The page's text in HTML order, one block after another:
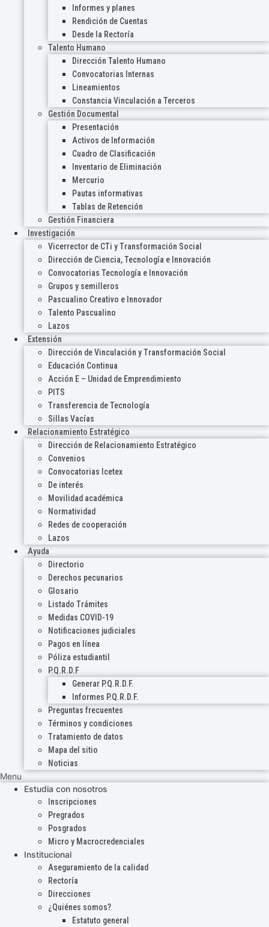
Informes y planes
Rendición de Cuentas
Desde la Rectoría
Talento Humano
Dirección Talento Humano
Convocatorias Internas
Lineamientos
Constancia Vinculación a Terceros
Gestión Documental
Presentación
Activos de Información
Cuadro de Clasificación
Inventario de Eliminación
Mercurio
Pautas informativas
Tablas de Retención
Gestión Financiera
Investigación
Vicerrector de CTi y Transformación Social
Dirección de Ciencia, Tecnología e Innovación
Convocatorias Tecnología e Innovación
Grupos y semilleros
Pascualino Creativo e Innovador
Talento Pascualino
Lazos
Extensión
Dirección de Vinculación y Transformación Social
Educación Continua
Acción E – Unidad de Emprendimiento
PITS
Transferencia de Tecnología
Sillas Vacías
Relacionamiento Estratégico
Dirección de Relacionamiento Estratégico
Convenios
Convocatorias Icetex
De interés
Movilidad académica
Normatividad
Redes de cooperación
Lazos
Ayuda
Directorio
Derechos pecunarios
Glosario
Listado Trámites
Medidas COVID-19
Notificaciones judiciales
Pagos en línea
Póliza estudiantil
P.Q.R.D.F
Generar P.Q.R.D.F.
Informes P.Q.R.D.F.
Preguntas frecuentes
Términos y condiciones
Tratamiento de datos
Mapa del sitio
Noticias
Menu
Estudia con nosotros
Inscripciones
Pregrados
Posgrados
Micro y Macrocredenciales
Institucional
Aseguramiento de la calidad
Rectoría
Direcciones
¿Quiénes somos?
Estatuto general